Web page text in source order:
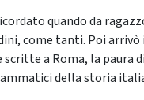
quando da
come tanti. Poi
a Roma, la paura
della storia